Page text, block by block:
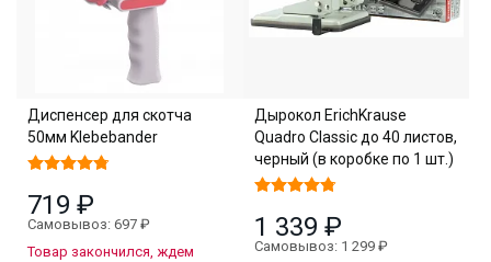
Диспенсер для скотча
50мм Klebebander
719 ₽
Самовывоз: 697 ₽
Товар закончился, ждем
Дырокол ErichKrause
Quadro Classic до 40 листов,
черный (в коробке по 1 шт.)
1 339 ₽
Самовывоз: 1 299 ₽